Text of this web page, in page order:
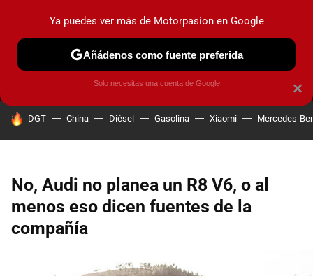
MENÚ NUEVO
COCHES ELÉCTRICOS OBSERVATORIO
HOY SE HABLA DE
DGT China Diésel Gasolina Xiaomi Mercedes-
No, Audi no planea un R8 V6, o al
menos eso dicen fuentes de la
compañía
×
Ya puedes ver más de Motorpasion en Google
Añádenos como fuente preferida
Solo necesitas una cuenta de Google